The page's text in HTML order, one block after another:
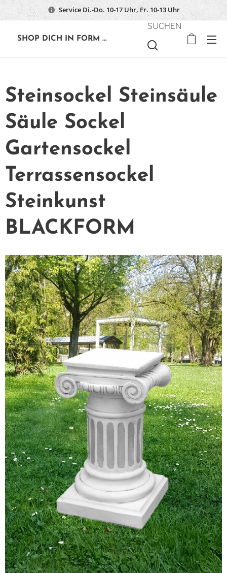
Service Di.-Do. 10-17 Uhr, Fr. 10-13 Uhr
SHOP DICH IN FORM ...
SUCHEN
Steinsockel Steinsäule
Säule Sockel
Gartensockel
Terrassensockel
Steinkunst
BLACKFORM